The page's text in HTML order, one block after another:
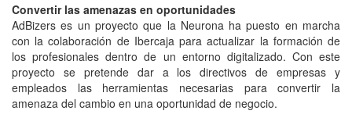
Convertir las amenazas en oportunidades
AdBizers es un proyecto que la Neurona ha puesto en marcha
con la colaboración de Ibercaja para actualizar la formación de
los profesionales dentro de un entorno digitalizado. Con este
proyecto se pretende dar a los directivos de empresas y
empleados las herramientas necesarias para convertir la
amenaza del cambio en una oportunidad de negocio.